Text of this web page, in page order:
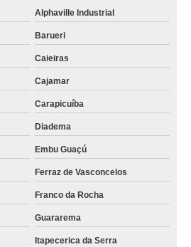
Alphaville Industrial
Barueri
Caieiras
Cajamar
Carapicuíba
Diadema
Embu Guaçú
Ferraz de Vasconcelos
Franco da Rocha
Guararema
Itapecerica da Serra